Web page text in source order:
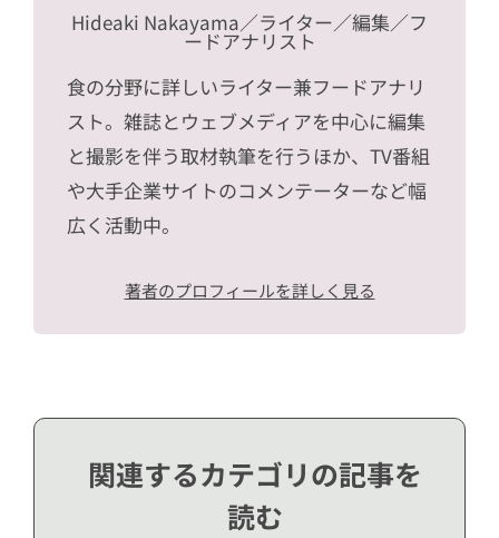
Hideaki Nakayama／ライター／編集／フ
ードアナリスト
食の分野に詳しいライター兼フードアナリ
スト。雑誌とウェブメディアを中心に編集
と撮影を伴う取材執筆を行うほか、TV番組
や大手企業サイトのコメンテーターなど幅
広く活動中。
著者のプロフィールを詳しく見る
関連するカテゴリの記事を
読む